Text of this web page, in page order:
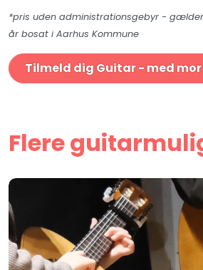
*pris uden administrationsgebyr -
år bosat i Aarhus Kommune
Tilmeld dig Guitar - med
Flere